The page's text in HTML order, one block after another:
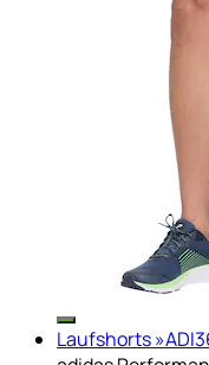
Laufshorts